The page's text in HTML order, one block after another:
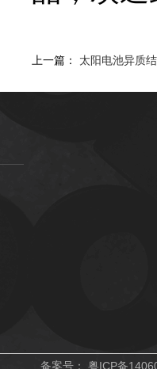
上一篇： 太阳电池异质
备案号： 粤ICP备